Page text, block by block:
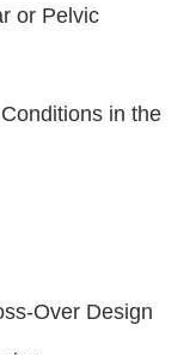
or Pelvic
in the
Over Design